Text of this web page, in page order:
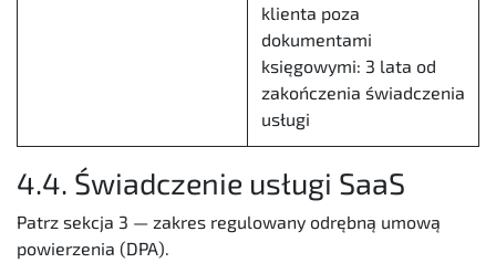
klienta poza
dokumentami
księgowymi: 3 lata od
zakończenia świadczenia
usługi
4.4. Świadczenie usługi SaaS
Patrz sekcja 3 — zakres regulowany odrębną umową
powierzenia (DPA).